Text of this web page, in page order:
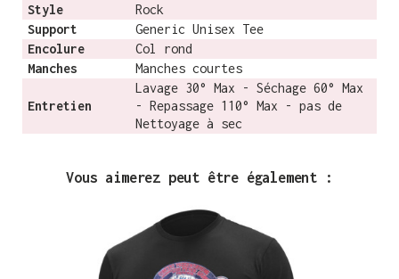
Style
Rock
Support
Generic Unisex Tee
Encolure
Col rond
Manches
Manches courtes
Entretien
Lavage 30° Max - Séchage 60° Max
- Repassage 110° Max - pas de
Nettoyage à sec
Vous aimerez peut être également :